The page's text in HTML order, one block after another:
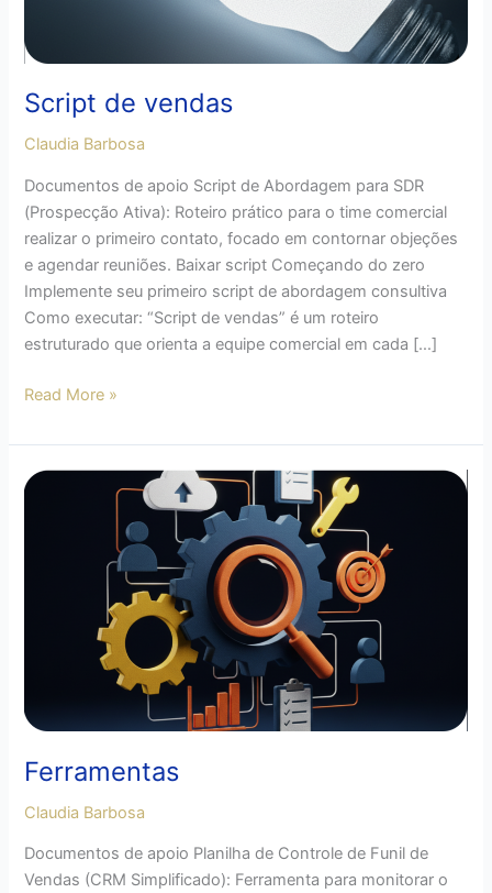
Script de vendas
Claudia Barbosa
Documentos de apoio Script de Abordagem para SDR
(Prospecção Ativa): Roteiro prático para o time comercial
realizar o primeiro contato, focado em contornar objeções
e agendar reuniões. Baixar script Começando do zero
Implemente seu primeiro script de abordagem consultiva
Como executar: “Script de vendas” é um roteiro
estruturado que orienta a equipe comercial em cada […]
Read More »
Ferramentas
Claudia Barbosa
Documentos de apoio Planilha de Controle de Funil de
Vendas (CRM Simplificado): Ferramenta para monitorar o
Ferramentas